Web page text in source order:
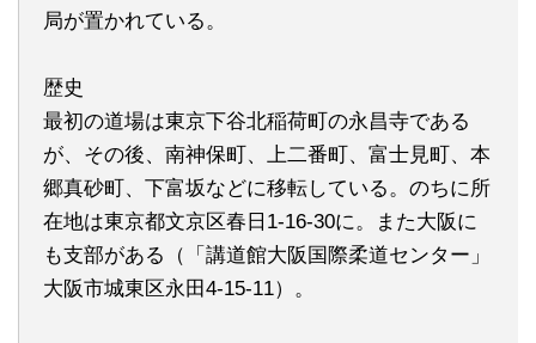
局が置かれている。
歴史
最初の道場は東京下谷北稲荷町の永昌寺である
が、その後、南神保町、上二番町、富士見町、本
郷真砂町、下富坂などに移転している。のちに所
在地は東京都文京区春日1-16-30に。また大阪に
も支部がある（「講道館大阪国際柔道センター」
大阪市城東区永田4-15-11）。